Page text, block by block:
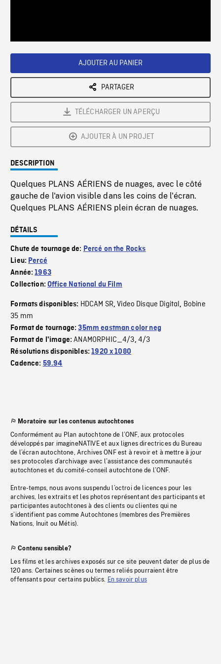
AJOUTER AU PANIER
PARTAGER
TÉLÉCHARGER UN APERÇU
AJOUTER À UN PROJET
DESCRIPTION
Quelques PLANS AÉRIENS de nuages, avec le côté
gauche de l'avion visible dans les coins de l'écran.
Quelques PLANS AÉRIENS plein écran de nuages.
DÉTAILS
Chute de tournage de: Percé on the Rocks
Lieu: Percé
Année:1963
Collection:Office National du Film
Formats disponibles: HDCAM SR,Video Disque Digital, Bobine
35 mm
Format de tournage:35mm eastman color neg
Format de l'image:ANAMORPHIC_4/3, 4/3
Résolutions disponibles:1920 x 1080
Cadence: 59.94
Moratoire sur les contenus autochtones
Conformément au Plan autochtone de l’ONF, aux protocoles
développés par imagineNATIVE et aux lignes directrices du Bureau
de l’écran autochtone, Archives ONF est à revoir et à mettre à jour
ses protocoles d’archivage avec l’assistance des communautés
autochtones et du comité-conseil autochtone de l’ONF.
Entre-temps, nous avons suspendu l’octroi de licences pour les
archives, les extraits et les photos représentant des participants et
participantes autochtones à des clients ou clientes qui ne
s’identifient pas comme Autochtones (membres des Premières
Nations, Inuit ou Métis).
Contenu sensible?
Les films et les archives exposés sur ce site peuvent dater de plus de
120 ans. Certaines scènes ou termes reliés pourraient être
offensants pour certains publics. En savoir plus